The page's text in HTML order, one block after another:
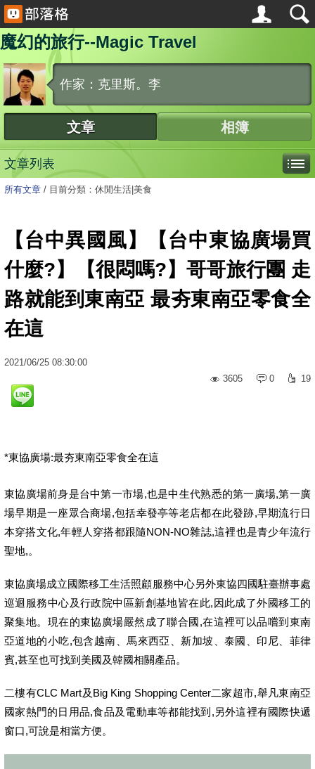
魔幻的旅行--Magic Travel
作家：克里斯。李
文章 相簿
文章列表
所有文章 / 目前分類：休閒生活|美食
【台中異國風】【台中東協廣場買
什麼?】【很悶嗎?】哥哥旅行團 走
路就能到東南亞 最夯東南亞零食全
在這
2021/06/25 08:30:00
3605
0 19
*東協廣場:最夯東南亞零食全在這
東協廣場前身是台中第一市場,也是中生代熟悉的第一廣場,第一廣
場早期是一座眾合商場,包括幸發亭等老店都在此發跡,早期流行日
本穿搭文化,年輕人穿搭都跟隨NON-NO雜誌,這裡也是青少年流行
聖地,。
東協廣場成立國際移工生活照顧服務中心另外東協四國駐臺辦事處
巡迴服務中心及行政院中區新創基地皆在此,因此成了外國移工的
聚集地。現在的東協廣場嚴然成了聯合國,在這裡可以品嚐到東南
亞道地的小吃,包含越南、馬來西亞、新加坡、泰國、印尼、菲律
賓,甚至也可找到美國及韓國相關產品。
二樓有CLC Mart及Big King Shopping Center二家超市,舉凡東南亞
國家熱門的日用品,食品及電動車等都能找到,另外這裡有國際快遞
窗口,可說是相當方便。